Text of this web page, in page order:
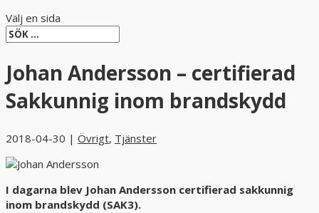
Välj en sida
Johan Andersson – certifierad
Sakkunnig inom brandskydd
2018-04-30 | Övrigt, Tjänster
I dagarna blev Johan Andersson certifierad sakkunnig
inom brandskydd (SAK3).